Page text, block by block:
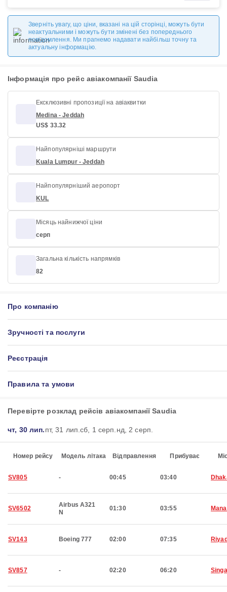
Зверніть увагу, що ціни, вказані на цій сторінці, можуть бути
неактуальними і можуть бути змінені без попереднього
повідомлення. Ми прагнемо надавати найбільш точну та
актуальну інформацію.
Інформація про рейс авіакомпанії Saudia
Ексклюзивні пропозиції на авіаквитки
Medina - Jeddah
US$ 33.32
Найпопулярніші маршрути
Kuala Lumpur - Jeddah
Найпопулярніший аеропорт
KUL
Місяць найнижчої ціни
серп
Загальна кількість напрямків
82
Про компанію
Зручності та послуги
Реєстрація
Правила та умови
Перевірте розклад рейсів авіакомпанії Saudia
чт, 30 лип.пт, 31 лип.сб, 1 серп. нд, 2 серп.
Номер рейсу Модель літака Відправлення Прибуває
SV805 - 00:45 03:40
SV6502
Airbus A321
N
01:30 03:55
SV143 Boeing 777 02:00 07:35
SV857 - 02:20 06:20